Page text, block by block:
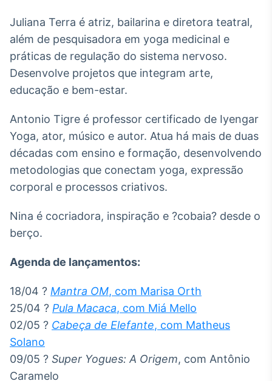
Juliana Terra é atriz, bailarina e diretora teatral,
além de pesquisadora em yoga medicinal e
práticas de regulação do sistema nervoso.
Desenvolve projetos que integram arte,
educação e bem-estar.
Antonio Tigre é professor certificado de Iyengar
Yoga, ator, músico e autor. Atua há mais de duas
décadas com ensino e formação, desenvolvendo
metodologias que conectam yoga, expressão
corporal e processos criativos.
Nina é cocriadora, inspiração e ?cobaia? desde o
berço.
Agenda de lançamentos:
18/04 ? Mantra OM, com Marisa Orth
25/04 ? Pula Macaca, com Miá Mello
02/05 ? Cabeça de Elefante, com Matheus
Solano
09/05 ? Super Yogues: A Origem, com Antônio
Caramelo